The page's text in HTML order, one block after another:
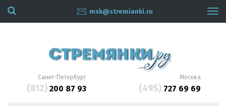
msk@stremianki.ru
Санкт-Петербург
(812) 200 87 93
Москва
(495)727 69 69